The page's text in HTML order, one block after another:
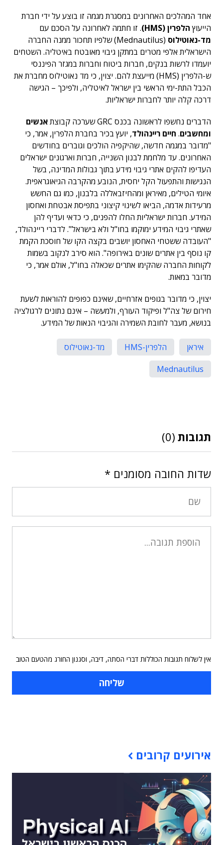
אחד המהלכים האחרונים במסגרת מגמה זו בוצע על ידי חברת
הייעוץהלפרין (HMS)
. זו חתמה לאחרונה על הסכם עם
מד-נאוטילוס
(Mednautilus) שלפיו תחכור ממנה החברה
הישראלית אלפי מטרים במתקן גיבוי מאובטח באיטליה. השטחים
יועמדו לרשות בנקים, חברות ביטוח וחברות במגזר הפיננסי
ש-הלפרין (HMS) מייעצת להם. יצוין, כי מד נאוטילוס מחברת את
הכבל התת-ימי הראשי בין ישראל לאיטליה, ולפיכך – הגישה
דרכה קלה יותר לחברות ישראליות.
הדברים נחשפו לראשונה בכנס GRC שערכה קבוצת
אנשים
ומחשבים. חיים ריינהולד, יועץ בכיר בחברת הלפרין, אמר, כי
"מדובר במגמה חדשה, שהיקפיה הולכים וגוברים בחודשים
האחרונים. עד מלחמת לבנון השנייה, חברות וארגונים ישראלים
העדיפו להקים אתרי גיבוי מידע בתוך גבולות המדינה, בשל
הנגישות והתפעול הקל יחסית, הנובע מהקרבה הגיאוגראפית.
איומי הטילים, מאיראן ומהחיזבאללה בלבנון, כמו גם החשש
מרעידות אדמה, הביאו לשינוי קיצוני בתפיסת אבטחת ואחסון
המידע. חברות ישראליות החלו להפנים, כי כדאי ועדיף להן
שאתרי גיבוי המידע ימוקמו בחו"ל ולא בישראל". לדברי ריינהולד,
"העובדה ששטחי האחסון יושבים בקצה הקו של חוסכת הקמת
קו נוסף בין אתרים שונים באירופה". הוא סירב לנקוב בשמות
לקוחות החברה שהקימו אתרים שכאלה בחו"ל, אולם אמר, כי
מדובר במאות.
יצוין, כי מדובר בגופים אזרחיים, שאינם כפופים להוראות לשעת
חירום של צה"ל ופיקוד העורף, ולמעשה – אינם נתונים לרגולציה
בנושא, מעבר לחובת השמירה והגיבוי הנאות של המידע.
איראן הלפרין-HMS
מד-נאוטילוס
Mednautilus
תגובות (0)
שדות החובה מסומנים *
אין לשלוח תגובות הכוללות דברי הסתה, דיבה, וסגנון החורג מהטעם הטוב
אירועים קרובים